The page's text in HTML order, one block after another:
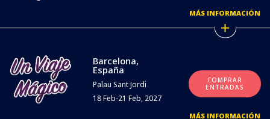
MÁS INFORMACIÓN
Barcelona,
España
Palau Sant Jordi
18 Feb-21 Feb, 2027
COMPRAR
ENTRADAS
MÁS INFORMACIÓN